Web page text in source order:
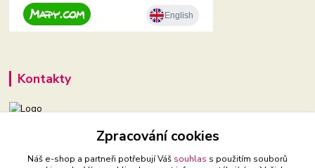
Kontakty
+420 604 921 321Zpracování cookies
Náš e-shop a partneři potřebují Váš souhlas s použitím souborů